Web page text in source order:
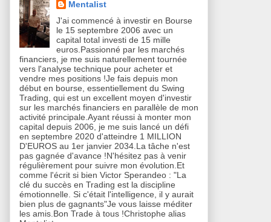
Mentalist
J'ai commencé à investir en Bourse
le 15 septembre 2006 avec un
capital total investi de 15 mille
euros.Passionné par les marchés
financiers, je me suis naturellement tournée
vers l'analyse technique pour acheter et
vendre mes positions !Je fais depuis mon
début en bourse, essentiellement du Swing
Trading, qui est un excellent moyen d'investir
sur les marchés financiers en parallèle de mon
activité principale.Ayant réussi à monter mon
capital depuis 2006, je me suis lancé un défi
en septembre 2020 d'atteindre 1 MILLION
D'EUROS au 1er janvier 2034.La tâche n'est
pas gagnée d'avance !N'hésitez pas à venir
régulièrement pour suivre mon évolution.Et
comme l'écrit si bien Victor Sperandeo : "La
clé du succès en Trading est la discipline
émotionnelle. Si c'était l'intelligence, il y aurait
bien plus de gagnants"Je vous laisse méditer
les amis.Bon Trade à tous !Christophe alias